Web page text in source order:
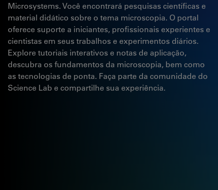
Microsystems. Você encontrará pesquisas científicas e
material didático sobre o tema microscopia. O portal
oferece suporte a iniciantes, profissionais experientes e
cientistas em seus trabalhos e experimentos diários.
Explore tutoriais interativos e notas de aplicação,
descubra os fundamentos da microscopia, bem como
as tecnologias de ponta. Faça parte da comunidade do
Science Lab e compartilhe sua experiência.